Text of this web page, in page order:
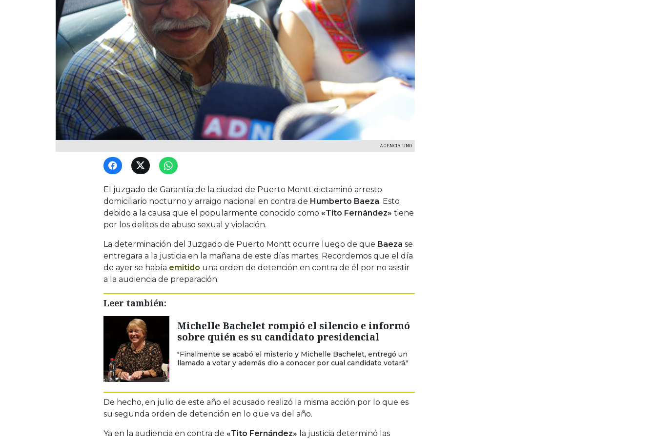
AGENCIA UNO
El juzgado de Garantía de la ciudad de Puerto Montt dictaminó arresto
domiciliario nocturno y arraigo nacional en contra de Humberto Baeza. Esto
debido a la causa que el popularmente conocido como «Tito Fernández» tiene
por los delitos de abuso sexual y violación.
La determinación del Juzgado de Puerto Montt ocurre luego de que Baeza se
entregara a la justicia en la mañana de este días martes. Recordemos que el día
de ayer se había emitido una orden de detención en contra de él por no asistir
a la audiencia de preparación.
Leer también:
Michelle Bachelet rompió el silencio e informó
sobre quién es su candidato presidencial
"Finalmente se acabó el misterio y Michelle Bachelet, entregó un
llamado a votar y además dio a conocer por cual candidato votará."
De hecho, en julio de este año el acusado realizó la misma acción por lo que es
su segunda orden de detención en lo que va del año.
Ya en la audiencia en contra de «Tito Fernández» la justicia determinó las